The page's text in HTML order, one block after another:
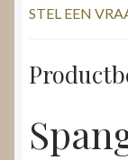
STEL EEN